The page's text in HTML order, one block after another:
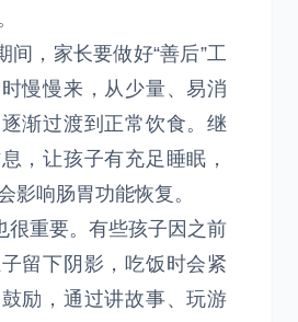
，家长要做好“善后”工
慢慢来，从少量、易消
渐过渡到正常饮食。继
，让孩子有充足睡眠，
影响肠胃功能恢复。
重要。有些孩子因之前
留下阴影，吃饭时会紧
励，通过讲故事、玩游